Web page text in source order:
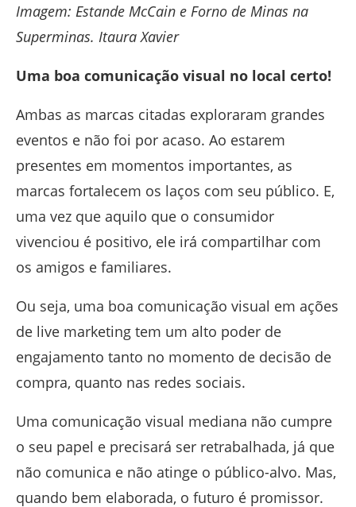
Imagem: Estande McCain e Forno de Minas na
Superminas. Itaura Xavier
Uma boa comunicação visual no local certo!
Ambas as marcas citadas exploraram grandes
eventos e não foi por acaso. Ao estarem
presentes em momentos importantes, as
marcas fortalecem os laços com seu público. E,
uma vez que aquilo que o consumidor
vivenciou é positivo, ele irá compartilhar com
os amigos e familiares.
Ou seja, uma boa comunicação visual em ações
de live marketing tem um alto poder de
engajamento tanto no momento de decisão de
compra, quanto nas redes sociais.
Uma comunicação visual mediana não cumpre
o seu papel e precisará ser retrabalhada, já que
não comunica e não atinge o público-alvo. Mas,
quando bem elaborada, o futuro é promissor.